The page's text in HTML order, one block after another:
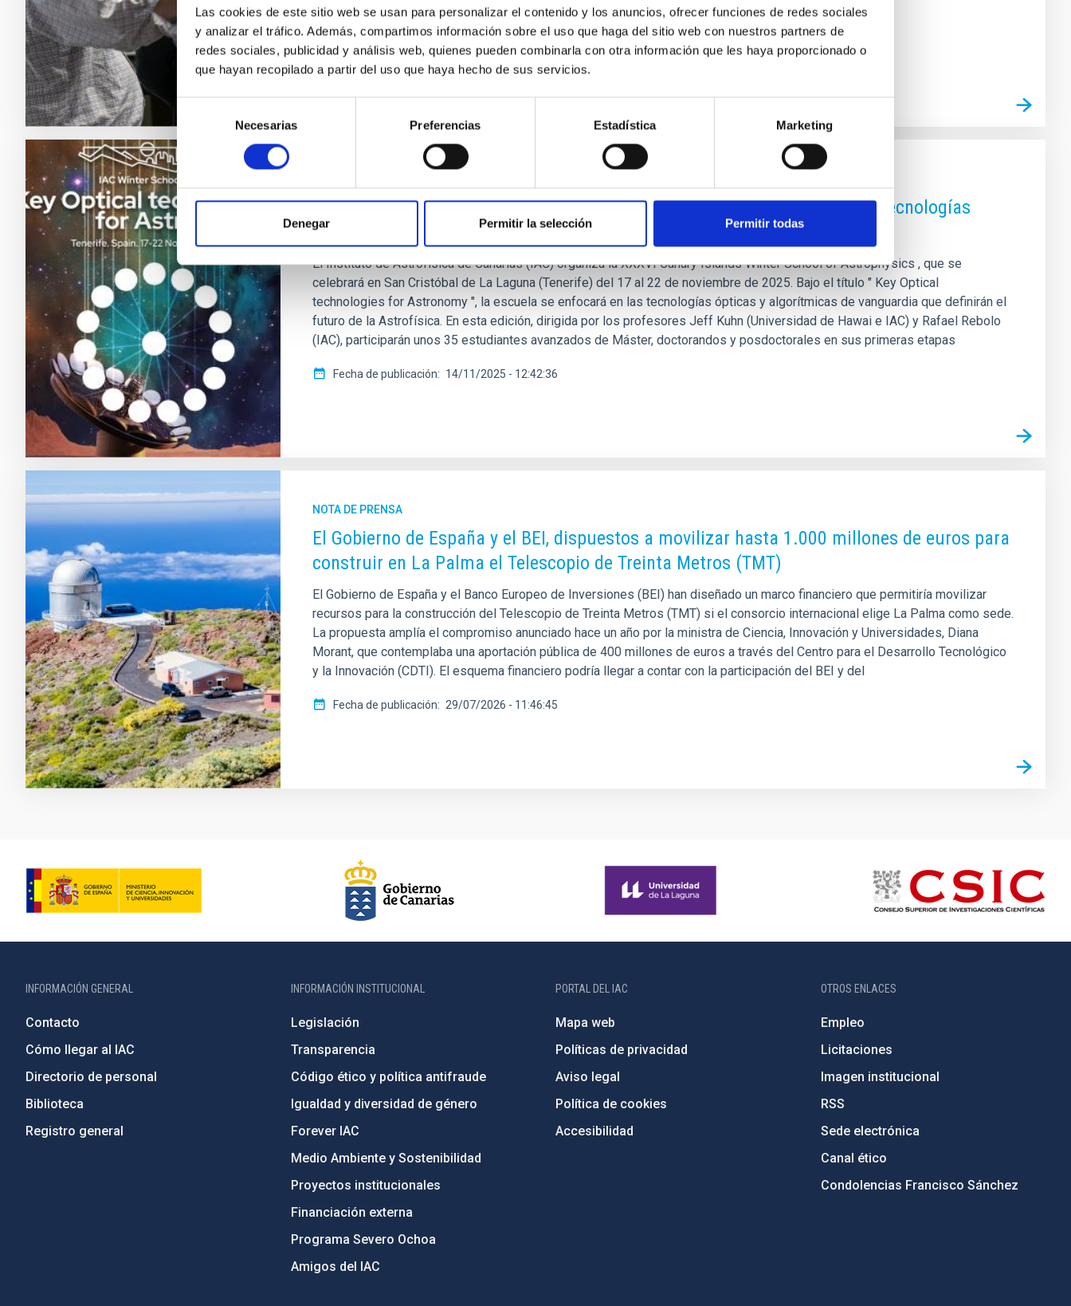
Las cookies de este sitio web se usan para personalizar el contenido y los anuncios, ofrecer funciones de redes sociales
y analizar el tráfico. Además, compartimos información sobre el uso que haga del sitio web con nuestros partners de
redes sociales, publicidad y análisis web, quienes pueden combinarla con otra información que les haya proporcionado o
que hayan recopilado a partir del uso que haya hecho de sus servicios.
de
consentimiento
Necesarias Preferencias Estadística Marketing
Denegar Permitir la selección Permitir todas
del mismo en materia de investigación, docencia y divulgación científica, además de aspectos
Fecha de publicación 21/10/2025 - 13:53:11
De la Fotónica al Machine Learning: La XXXVI Winter School se centra en tecnologías
ópticas clave para la astrofísica
El Instituto de Astrofísica de Canarias (IAC) organiza la XXXVI Canary Islands Winter School of Astrophysics , que se
celebrará en San Cristóbal de La Laguna (Tenerife) del 17 al 22 de noviembre de 2025. Bajo el título " Key Optical
technologies for Astronomy ", la escuela se enfocará en las tecnologías ópticas y algorítmicas de vanguardia que definirán el
futuro de la Astrofísica. En esta edición, dirigida por los profesores Jeff Kuhn (Universidad de Hawai e IAC) y Rafael Rebolo
(IAC), participarán unos 35 estudiantes avanzados de Máster, doctorandos y posdoctorales en sus primeras etapas
Fecha de publicación 14/11/2025 - 12:42:36
NOTA DE PRENSA
El Gobierno de España y el BEI, dispuestos a movilizar hasta 1.000 millones de euros para
construir en La Palma el Telescopio de Treinta Metros (TMT)
El Gobierno de España y el Banco Europeo de Inversiones (BEI) han diseñado un marco financiero que permitiría movilizar
recursos para la construcción del Telescopio de Treinta Metros (TMT) si el consorcio internacional elige La Palma como sede.
La propuesta amplía el compromiso anunciado hace un año por la ministra de Ciencia, Innovación y Universidades, Diana
Morant, que contemplaba una aportación pública de 400 millones de euros a través del Centro para el Desarrollo Tecnológico
y la Innovación (CDTI). El esquema financiero podría llegar a contar con la participación del BEI y del
Fecha de publicación 29/07/2026 - 11:46:45
INFORMACIÓN GENERAL
Contacto
Cómo llegar al IAC
Directorio de personal
Biblioteca
Registro general
INFORMACIÓN INSTITUCIONAL
Legislación
Transparencia
Código ético y política antifraude
Igualdad y diversidad de género
Forever IAC
Medio Ambiente y Sostenibilidad
Proyectos institucionales
Financiación externa
Programa Severo Ochoa
Amigos del IAC
PORTAL DEL IAC
Mapa web
Políticas de privacidad
Aviso legal
Política de cookies
Accesibilidad
OTROS ENLACES
Empleo
Licitaciones
Imagen institucional
RSS
Sede electrónica
Canal ético
Condolencias Francisco Sánchez